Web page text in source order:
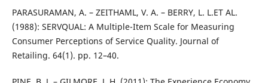
PARASURAMAN, A. – ZEITHAML, V. A. – BERRY, L. L.ET AL.
(1988): SERVQUAL: A Multiple-Item Scale for Measuring
Consumer Perceptions of Service Quality. Journal of
Retailing. 64(1). pp. 12–40.